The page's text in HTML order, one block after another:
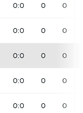
0:0 0 0
0:0 0 0
0:0 0 0
0:0 0 0
0:0 0 0